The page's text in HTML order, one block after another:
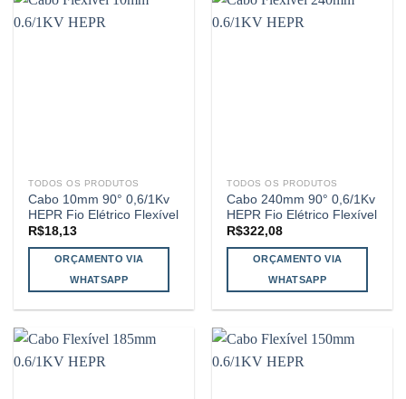
TODOS OS PRODUTOS
Cabo 10mm 90° 0,6/1Kv
HEPR Fio Elétrico Flexível
R$18,13
ORÇAMENTO VIA
WHATSAPP
TODOS OS PRODUTOS
Cabo 240mm 90° 0,6/1Kv
HEPR Fio Elétrico Flexível
R$322,08
ORÇAMENTO VIA
WHATSAPP